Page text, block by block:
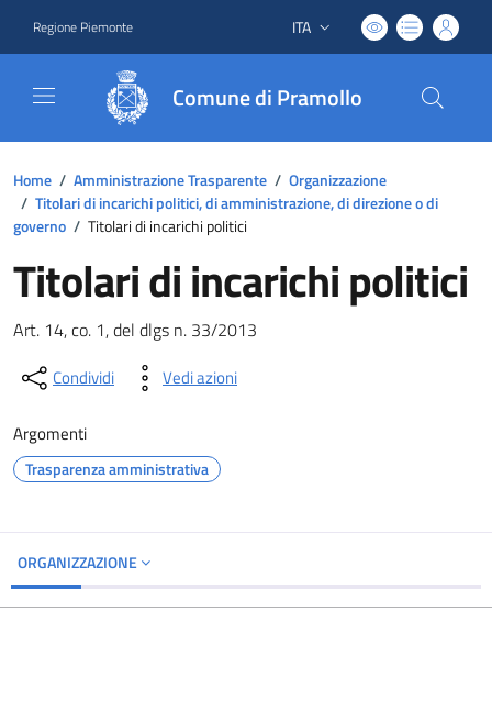
Regione Piemonte Lingua attiva:
ITA
Comune di Pramollo
Home / Amministrazione Trasparente / Organizzazione
/ Titolari di incarichi politici, di amministrazione, di direzione o di
governo / Titolari di incarichi politici
Titolari di incarichi politici
Art. 14, co. 1, del dlgs n. 33/2013
Condividi Vedi azioni
Argomenti
Trasparenza amministrativa
ORGANIZZAZIONE